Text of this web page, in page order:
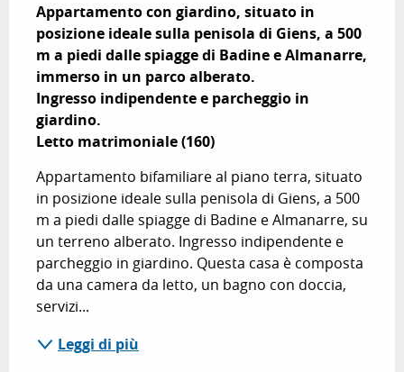
Appartamento con giardino, situato in
posizione ideale sulla penisola di Giens, a 500
m a piedi dalle spiagge di Badine e Almanarre,
immerso in un parco alberato.
Ingresso indipendente e parcheggio in
giardino.
Letto matrimoniale (160)
Appartamento bifamiliare al piano terra, situato
in posizione ideale sulla penisola di Giens, a 500
m a piedi dalle spiagge di Badine e Almanarre, su
un terreno alberato. Ingresso indipendente e
parcheggio in giardino. Questa casa è composta
da una camera da letto, un bagno con doccia,
servizi...
Leggi di più